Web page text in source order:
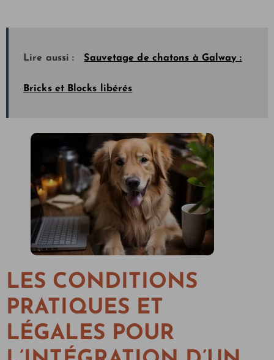
Lire aussi : Sauvetage de chatons à Galway :
Bricks et Blocks libérés
LES CONDITIONS
PRATIQUES ET
LÉGALES POUR